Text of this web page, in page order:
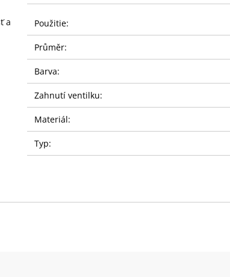
a
Použitie:
Průměr:
Barva:
Zahnutí ventilku:
Materiál:
Typ: